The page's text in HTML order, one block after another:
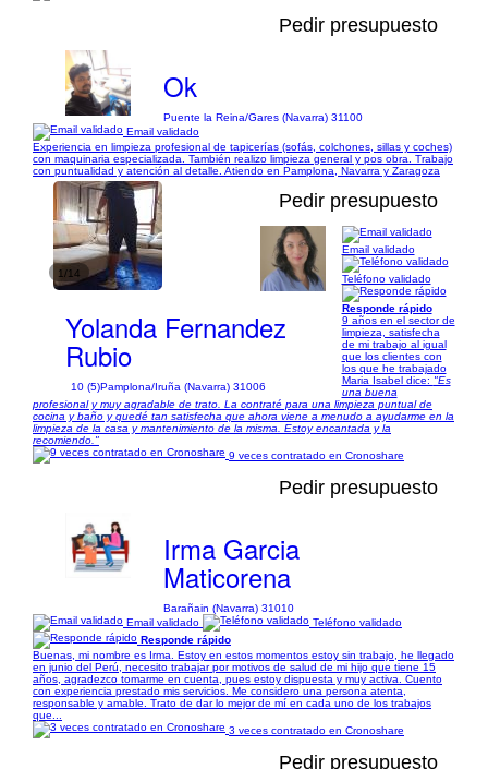
Pedir presupuesto
Ok
Puente la Reina/Gares (Navarra) 31100
Email validado
Experiencia en limpieza profesional de tapicerías (sofás, colchones, sillas y coches)
con maquinaria especializada. También realizo limpieza general y pos obra. Trabajo
con puntualidad y atención al detalle. Atiendo en Pamplona, Navarra y Zaragoza
1/14
Pedir presupuesto
Yolanda Fernandez
Rubio
10 (5)Pamplona/Iruña (Navarra) 31006
Email validado
Teléfono validado
Responde rápido
9 años en el sector de
limpieza, satisfecha
de mi trabajo al igual
que los clientes con
los que he trabajado
Maria Isabel dice: "Es
una buena
profesional y muy agradable de trato. La contraté para una limpieza puntual de
cocina y baño y quedé tan satisfecha que ahora viene a menudo a ayudarme en la
limpieza de la casa y mantenimiento de la misma. Estoy encantada y la
recomiendo."
9 veces contratado en Cronoshare
Pedir presupuesto
Irma Garcia
Maticorena
Barañain (Navarra) 31010
Email validado
Teléfono validado
Responde rápido
Buenas, mi nombre es Irma. Estoy en estos momentos estoy sin trabajo, he llegado
en junio del Perú, necesito trabajar por motivos de salud de mi hijo que tiene 15
años, agradezco tomarme en cuenta, pues estoy dispuesta y muy activa. Cuento
con experiencia prestado mis servicios. Me considero una persona atenta,
responsable y amable. Trato de dar lo mejor de mí en cada uno de los trabajos
que...
3 veces contratado en Cronoshare
Pedir presupuesto